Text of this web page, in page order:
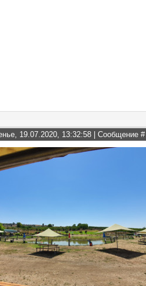
19.07.2020, 13:32:58 | Сообщение #